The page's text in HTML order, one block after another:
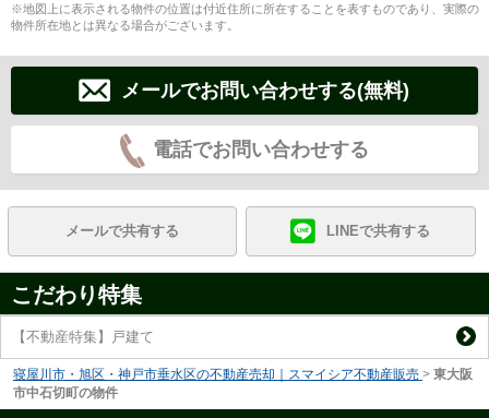
※地図上に表示される物件の位置は付近住所に所在することを表すものであり、実際の
物件所在地とは異なる場合がございます。
メールでお問い合わせする(無料)
電話でお問い合わせする
メールで共有する LINEで共有する
こだわり特集
【不動産特集】戸建て
寝屋川市・旭区・神戸市垂水区の不動産売却｜スマイシア不動産販売 > 東大阪
市中石切町の物件